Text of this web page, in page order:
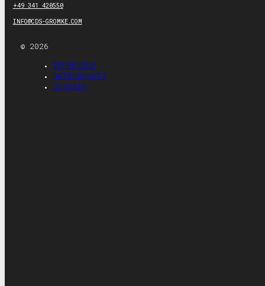
+49 341 420550
INFO@CDS-GROMKE.COM
© 2026
IMPRESSUM
DATENSCHUTZ
COOKIES